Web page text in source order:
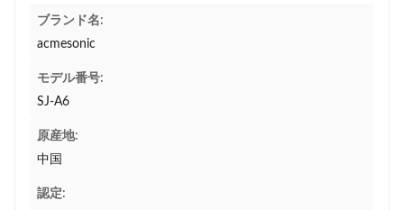
ブランド名:
acmesonic
モデル番号:
SJ-A6
原産地:
中国
認定: